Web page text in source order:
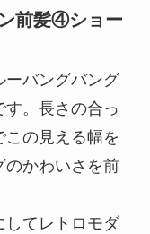
前髪④ショー
ーバングバング
。長さの合っ
の見える幅を
のかわいさを前
してレトロモダ